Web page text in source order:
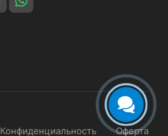
Конфиденциальность Оферта